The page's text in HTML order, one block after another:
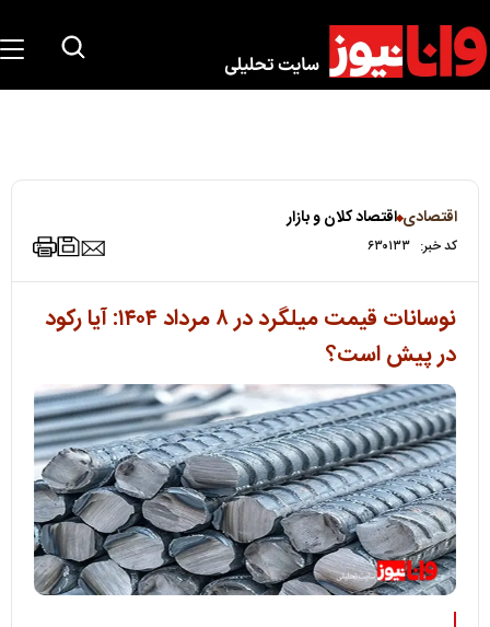
اقتصادی اقتصاد کلان و بازار
کد خبر: ۶۳۰۱۳۳
نوسانات قیمت میلگرد در ۸ مرداد ۱۴۰۴: آیا رکود
در پیش است؟